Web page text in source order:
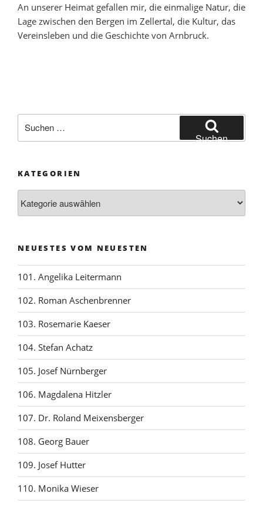
An unserer Heimat gefallen mir, die einmalige Natur, die
Lage zwischen den Bergen im Zellertal, die Kultur, das
Vereinsleben und die Geschichte von Arnbruck.
nach:
Suchen
KATEGORIEN
NEUESTES VOM NEUESTEN
101. Angelika Leitermann
102. Roman Aschenbrenner
103. Rosemarie Kaeser
104. Stefan Achatz
105. Josef Nürnberger
106. Magdalena Hitzler
107. Dr. Roland Meixensberger
108. Georg Bauer
109. Josef Hutter
110. Monika Wieser